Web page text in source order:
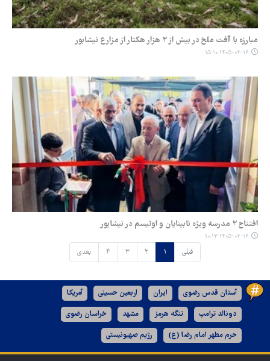
مبارزه با آفت ملخ در بیش از ۲ هزار هکتار از مزارع نیشابور
۱۴۰۵-۰۲-۱۶ ۱۵:۱۰
افتتاح ۲ مدرسه ویژه نابینایان و اوتیسم در نیشابور
۱۴۰۵-۰۲-۱۶ ۱۰:۱۳
قبلی ۱ ۲ ۳ ۴ بعدی
آستان قدس رضوی ایران اربعین حسینی آمریکا
دونالد ترامپ تنگه هرمز مشهد خراسان رضوی
حرم مطهر امام رضا (ع) رژیم صهیونیستی